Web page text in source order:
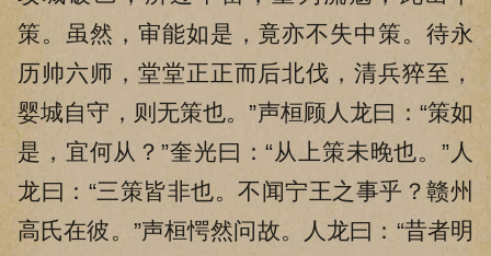
策。虽然，审能如是，竟亦不失中策。待永
历帅六师，堂堂正正而后北伐，清兵猝至，
婴城自守，则无策也。”声桓顾人龙曰：“策如
是，宜何从？”奎光曰：“从上策未晚也。”人
龙曰：“三策皆非也。不闻宁王之事乎？赣州
高氏在彼。”声桓愕然问故。人龙曰：“昔者明